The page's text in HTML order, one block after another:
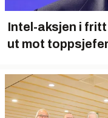
Intel-aksjen i
ut mot